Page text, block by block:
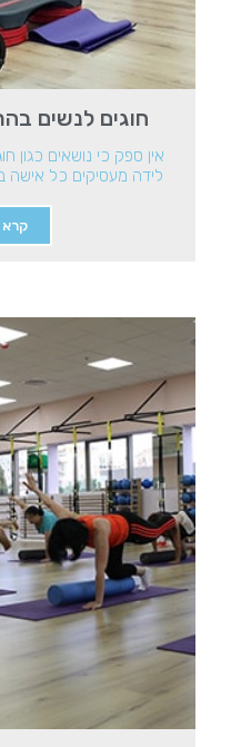
חוגים לנשים
אין ספק כי נושאים כגון
לידה מעסיקים כל אישה
קרא